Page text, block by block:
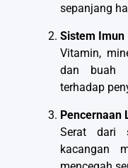
sepanjang
Sistem Imun
Vitamin,
dan buah
terhadap
Pencernaan
Serat dari
kacangan